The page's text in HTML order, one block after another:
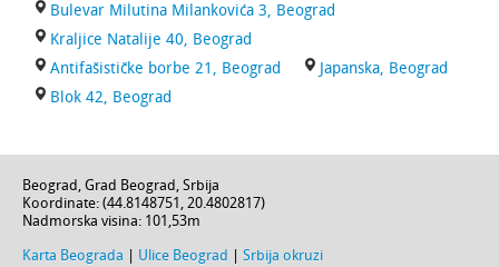
Bulevar Milutina Milankovića 3, Beograd
Kraljice Natalije 40, Beograd
Antifašističke borbe 21, Beograd
Japanska, Beograd
Blok 42, Beograd
Beograd, Grad Beograd, Srbija
Koordinate: (44.8148751 , 20.4802817)
Nadmorska visina: 101,53m
Karta Beograda Ulice Beograd Srbija okruzi